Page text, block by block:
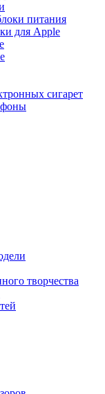
питания
для Apple
сигарет
творчества